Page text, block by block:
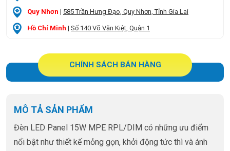
Quy Nhơn | 585 Trần Hưng Đạo, Quy Nhơn, Tỉnh Gia Lai
Hồ Chí Minh | Số 140 Võ Văn Kiệt, Quận 1
CHÍNH SÁCH BÁN HÀNG
MÔ TẢ SẢN PHẨM
Đèn LED Panel 15W MPE RPL/DIM có những ưu điểm
nổi bật như thiết kế mỏng gọn, khởi động tức thì và ánh